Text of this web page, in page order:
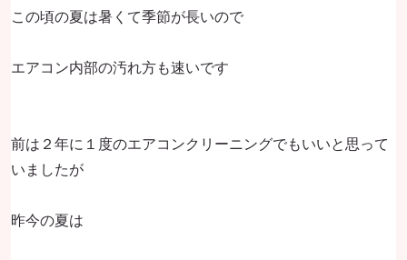
この頃の夏は暑くて季節が長いので
エアコン内部の汚れ方も速いです
前は２年に１度のエアコンクリーニングでもいいと思って
いましたが
昨今の夏は